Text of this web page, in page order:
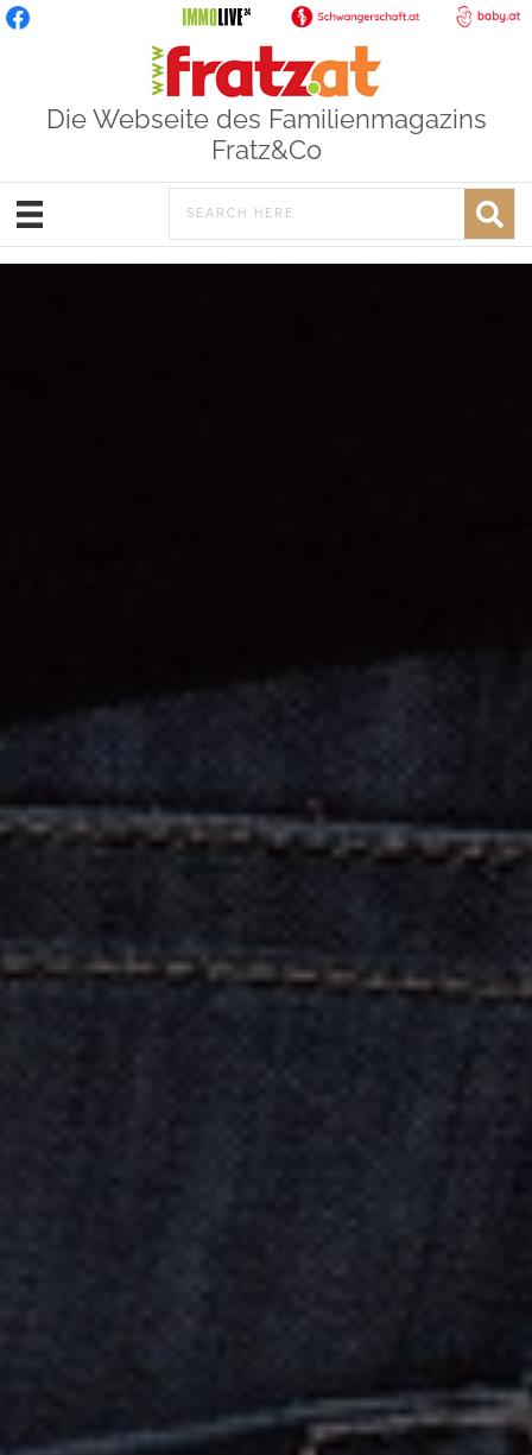
Die Webseite des Familienmagazins
Fratz&Co